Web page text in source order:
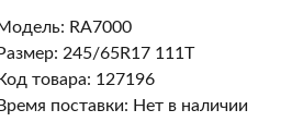
RA7000
Размер: 245/65R17 111T
Код товара: 127196
Время поставки: Нет в наличии